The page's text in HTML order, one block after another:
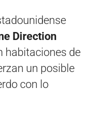
Direction
habitaciones de
un posible
con lo